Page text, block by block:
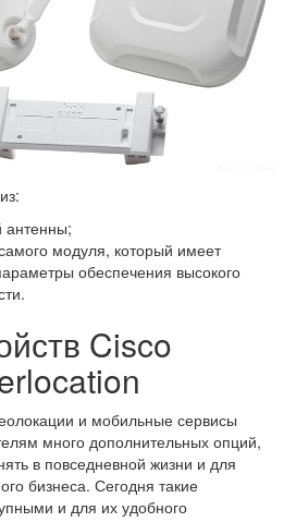
антенны;
модуля, который имеет
обеспечения высокого
Cisco
и мобильные сервисы
много дополнительных опций,
в повседневной жизни и для
бизнеса. Сегодня такие
и для их удобного